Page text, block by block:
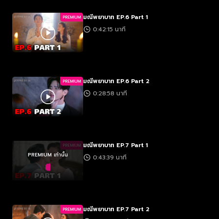
PREMIUM มณีพยาบาท EP.6 Part 1
0:42:15 นาที
PREMIUM มณีพยาบาท EP.6 Part 2
0:28:58 นาที
PREMIUM
PREMIUM เท่านั้น
มณีพยาบาท EP.7 Part 1
0:43:39 นาที
PREMIUM มณีพยาบาท EP.7 Part 2